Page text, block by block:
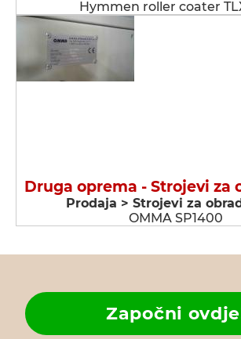
Hymmen roller coater
Druga oprema - Strojevi za
Prodaja > Strojevi za
OMMA SP1400
Započni